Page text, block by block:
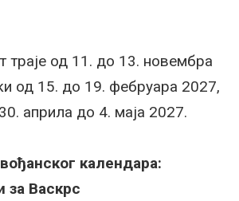
траје од 11. до 13. новембра
од 15. до 19. фебруара 2027,
априла до 4. маја 2027.
календара:
за Васкрс